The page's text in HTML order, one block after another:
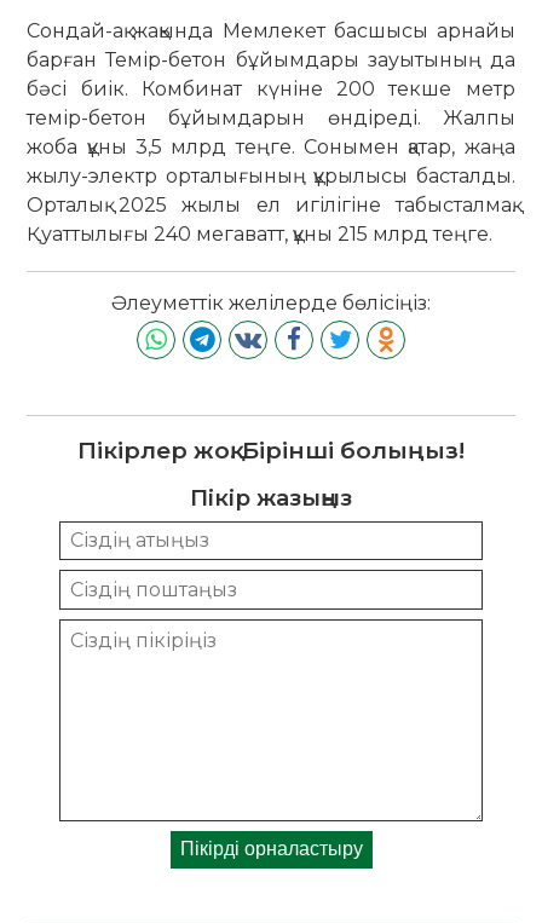
Сондай-ақ жақында Мемлекет басшысы арнайы
барған Темір-бетон бұйымдары зауытының да
бәсі биік. Комбинат күніне 200 текше метр
темір-бетон бұйымдарын өндіреді. Жалпы
жоба құны 3,5 млрд теңге. Сонымен қатар, жаңа
жылу-электр орталығының құрылысы басталды.
Орталық 2025 жылы ел игілігіне табысталмақ.
Қуаттылығы 240 мегаватт, құны 215 млрд теңге.
Әлеуметтік желілерде бөлісіңіз:
Пікірлер жоқ. Бірінші болыңыз!
Пікір жазыңыз